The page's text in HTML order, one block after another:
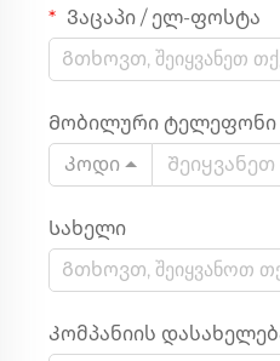
Ვაცაპი / ელ-ფოსტა
Მობილური ტელეფონი
Კოდი
Სახელი
Კომპანიის